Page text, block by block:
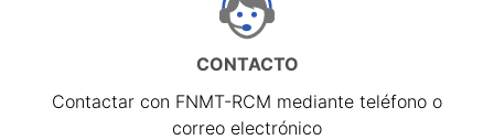
CONTACTO
Contactar con FNMT-RCM mediante teléfono o
correo electrónico